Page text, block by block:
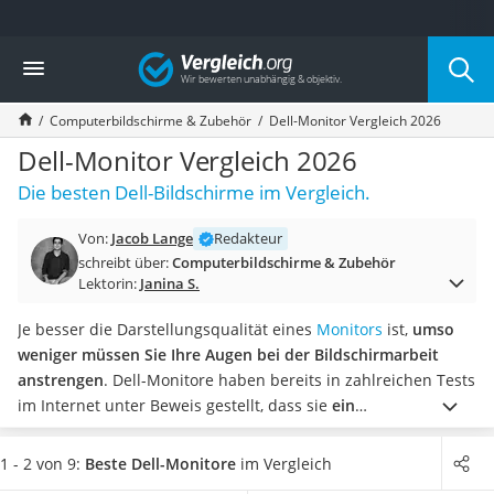
Die beliebtesten Vergleiche nach Kategorie
Elektronik
Powerstation
Monitor 32 Zoll 4K
Fernseher
Drucker
Desktop-PC
Diascanner
Laser-Multifunktionsdrucker
Powerstation mit Solarpanel
Gaming-PC
Soundbar
17-Zoll-Laptop
Satellitenschüssel
Gaming-Headset
Vergleich
Computerbildschirme & Zubehör Dell-Monitor Vergleich 2026
Dell-Monitor Vergleich 2026
Die besten Dell-Bildschirme im Vergleich.
Von: Jacob Lange
Redakteur
schreibt über:Computerbildschirme & Zubehör
Lektorin: Janina S.
Je besser die Darstellungsqualität eines Monitors ist, umso
weniger müssen Sie Ihre Augen bei der Bildschirmarbeit
anstrengen. Dell-Monitore haben bereits in zahlreichen Tests
im Internet unter Beweis gestellt, dass sie ein
überdurchschnittlich gutes Bild liefern.Vor dem Kauf lohnt
es sich, unter anderem Kriterien wie Auflösung, Monitorgröße
1 - 2 von 9: Beste Dell-Monitore im Vergleich